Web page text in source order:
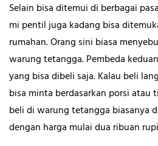
Selain bisa ditemui di berbagai
mi pentil juga kadang bisa
rumahan. Orang sini biasa
warung tetangga. Pembeda
yang bisa dibeli saja. Kalau beli
bisa minta berdasarkan porsi atau
beli di warung tetangga biasanya
dengan harga mulai dua ribuan